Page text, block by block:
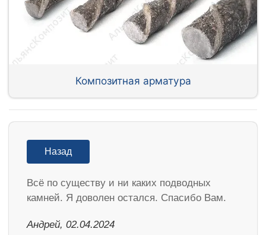
Композитная арматура
Назад
Всё по существу и ни каких подводных
камней. Я доволен остался. Спасибо Вам.
Андрей, 02.04.2024